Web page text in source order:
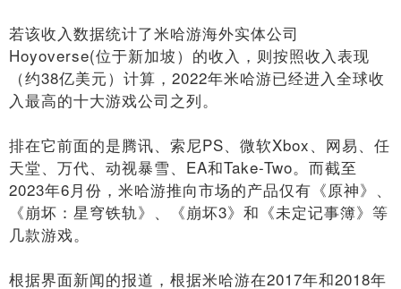
若该收入数据统计了米哈游海外实体公司
Hoyoverse(位于新加坡）的收入，则按照收入表现
（约38亿美元）计算，2022年米哈游已经进入全球收
入最高的十大游戏公司之列。
排在它前面的是腾讯、索尼PS、微软Xbox、网易、任
天堂、万代、动视暴雪、EA和Take-Two。而截至
2023年6月份，米哈游推向市场的产品仅有《原神》、
《崩坏：星穹铁轨》、《崩坏3》和《未定记事簿》等
几款游戏。
根据界面新闻的报道，根据米哈游在2017年和2018年